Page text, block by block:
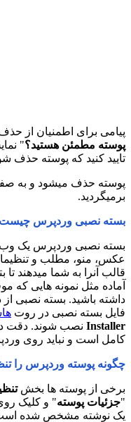
پیامی برای اطمنیان از
پوسته مطمئن هستید؟"
تایید کنید که پوسته حذف
پوسته حذف میشود و به
برمیگردید.
بسته نصبی وردپرس
بسته نصبی وردپرس یک وب
عکس، منو، مطلب و
قالب آنرا به شما میدهند
آماده مثل نمونه هایی که
داشته باشید. بسته نصبی
فایل بسته نصبی در روت
Installer نصب شوند. دقت
کامل است و نباید روی
چگونه پوسته وردپرس را
برخی از پوسته ها بخش
"جزئیات پوسته" و کلیک
یک نوشته مشخص شده است